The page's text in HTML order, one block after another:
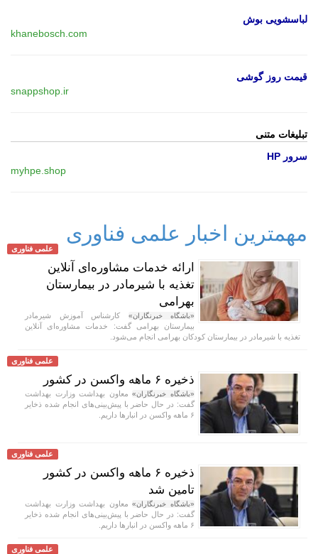
لباسشویی بوش
khanebosch.com
قیمت روز گوشی
snappshop.ir
تبلیغات متنی
سرور HP
myhpe.shop
مهمترین اخبار علمی فناوری
علمی فناوری
ارائه خدمات مشاوره‌ای آنلاین
تغذیه با شیرمادر در بیمارستان
بهرامی
«باشگاه خبرنگاران» کارشناس آموزش شیرمادر
بیمارستان بهرامی گفت: خدمات مشاوره‌ای آنلاین
تغذیه با شیرمادر در بیمارستان کودکان بهرامی انجام می‌شود.
علمی فناوری
ذخیره ۶ ماهه واکسن در کشور
«باشگاه خبرنگاران»معاون بهداشت وزارت بهداشت
گفت: در حال حاضر با پیش‌بینی‌های انجام شده ذخایر
۶ ماهه واکسن در انبار‌ها داریم.
علمی فناوری
ذخیره ۶ ماهه واکسن در کشور
تامین شد
«باشگاه خبرنگاران»معاون بهداشت وزارت بهداشت
گفت: در حال حاضر با پیش‌بینی‌های انجام شده ذخایر
۶ ماهه واکسن در انبار‌ها داریم.
علمی فناوری